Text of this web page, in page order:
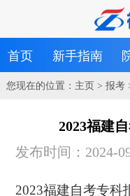
首页 新手指南
您现在的位置： 主页> 报考
2023福建
发布时间：2024-
2023福建自考专科